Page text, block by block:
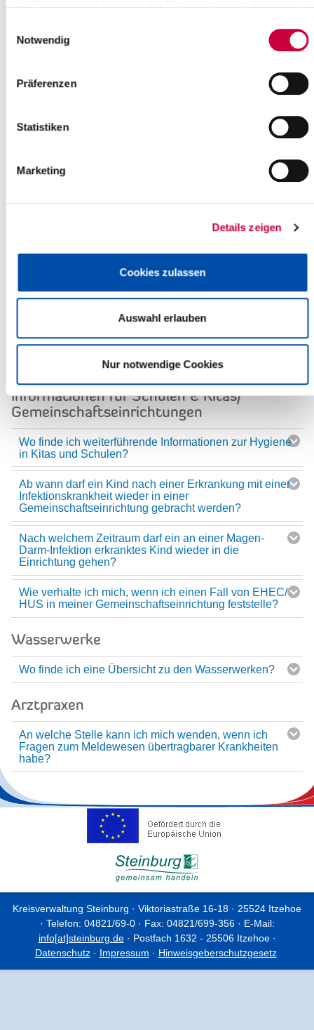
Notwendig
Präferenzen
Statistiken
Marketing
Details zeigen
Cookies zulassen
Auswahl erlauben
Nur notwendige Cookies
Welche Infektionskrankheiten meines Kindes sind
meldepflichtig?
Was mache ich bei Schimmelbefall in meiner Wohnung
und wie kann dieser entstehen?
Was mache ich bei Ungezieferbefall in meiner
Wohnung?
Ab wann darf ein Kind nach einer Erkrankung mit einer
Infektionskrankheit wieder in einer
Informationen für Einrichtungen
Was muss ich tun, wenn ich in meiner Einrichtung eine
Wo finde ich eine Übersicht bezüglich einer
Wiederzulassung nach einer Erkrankung an einer
Infektionskrankheit?
Informationen für Schulen & Kitas/
Gemeinschaftseinrichtungen
Wo finde ich weiterführende Informationen zur Hygiene
in Kitas und Schulen?
Ab wann darf ein Kind nach einer Erkrankung mit einer
Infektionskrankheit wieder in einer
Gemeinschaftseinrichtung gebracht werden?
Nach welchem Zeitraum darf ein an einer Magen-
Darm-Infektion erkranktes Kind wieder in die
Einrichtung gehen?
Wie verhalte ich mich, wenn ich einen Fall von EHEC/
HUS in meiner Gemeinschaftseinrichtung feststelle?
Wasserwerke
Wo finde ich eine Übersicht zu den Wasserwerken?
Arztpraxen
An welche Stelle kann ich mich wenden, wenn ich
Fragen zum Meldewesen übertragbarer Krankheiten
habe?
Kreisverwaltung Steinburg · Viktoriastraße 16-18 · 25524 Itzehoe
· Telefon: 04821/69-0 · Fax: 04821/699-356 · E-Mail:
info[at]steinburg.de· Postfach 1632 - 25506 Itzehoe ·
Datenschutz· Impressum · Hinweisgeberschutzgesetz